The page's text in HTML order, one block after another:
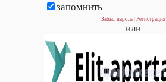
запомнить
Забыл пароль Регистрация
или